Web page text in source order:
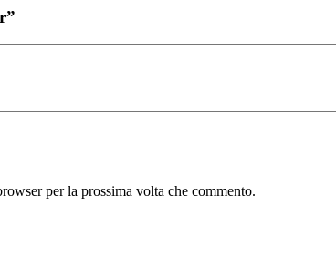
per la prossima volta che commento.